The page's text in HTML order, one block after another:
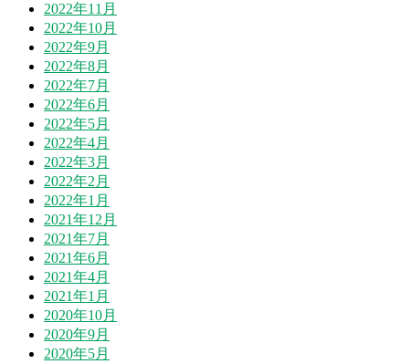
2022年11月
2022年10月
2022年9月
2022年8月
2022年7月
2022年6月
2022年5月
2022年4月
2022年3月
2022年2月
2022年1月
2021年12月
2021年7月
2021年6月
2021年4月
2021年1月
2020年10月
2020年9月
2020年5月